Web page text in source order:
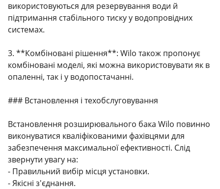
використовуються для резервування води й
підтримання стабільного тиску у водопровідних
системах.
3. **Комбіновані рішення**: Wilo також пропонує
комбіновані моделі, які можна використовувати як в
опаленні, так і у водопостачанні.
### Встановлення і техобслуговування
Встановлення розширювального бака Wilo повинно
виконуватися кваліфікованими фахівцями для
забезпечення максимальної ефективності. Слід
звернути увагу на:
- Правильний вибір місця установки.
- Якісні з'єднання.